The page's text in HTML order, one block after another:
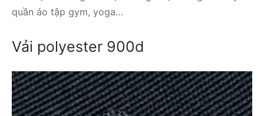
quần áo tập gym, yoga…
Vải polyester 900d